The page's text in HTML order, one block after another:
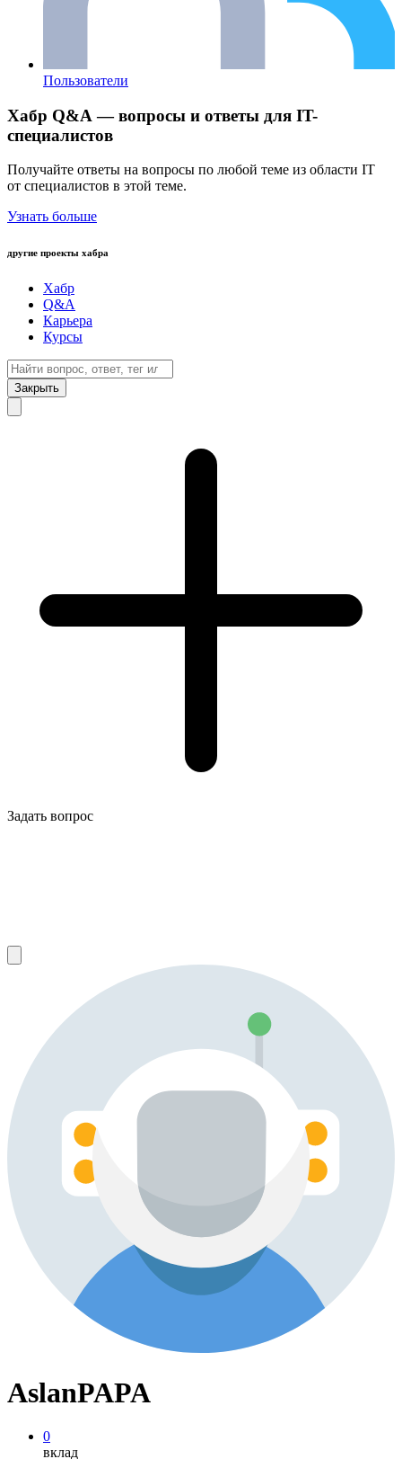
Пользователи
Хабр Q&A — вопросы и ответы для IT-
специалистов
Получайте ответы на вопросы по любой теме из области IT
от специалистов в этой теме.
Узнать больше
другие проекты хабра
Хабр
Q&A
Карьера
Курсы
Закрыть
Задать вопрос
AslanPAPA
0
вклад